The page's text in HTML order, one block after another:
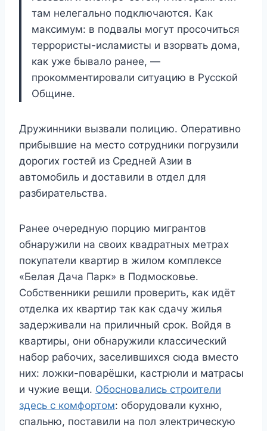
там нелегально подключаются. Как
максимум: в подвалы могут просочиться
террористы-исламисты и взорвать дома,
как уже бывало ранее, —
прокомментировали ситуацию в Русской
Общине.
Дружинники вызвали полицию. Оперативно
прибывшие на место сотрудники погрузили
дорогих гостей из Средней Азии в
автомобиль и доставили в отдел для
разбирательства.
Ранее очередную порцию мигрантов
обнаружили на своих квадратных метрах
покупатели квартир в жилом комплексе
«Белая Дача Парк» в Подмосковье.
Собственники решили проверить, как идёт
отделка их квартир так как сдачу жилья
задерживали на приличный срок. Войдя в
квартиры, они обнаружили классический
набор рабочих, заселившихся сюда вместо
них: ложки-поварёшки, кастрюли и матрасы
и чужие вещи. Обосновались строители
здесь с комфортом: оборудовали кухню,
спальню, поставили на пол электрическую